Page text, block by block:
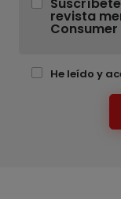
revista
Consumer
He leído y